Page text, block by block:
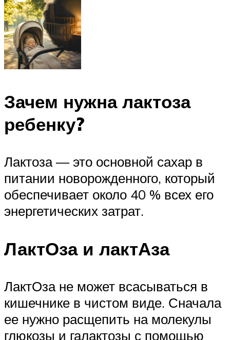
Зачем нужна лактоза
ребенку?
Лактоза — это основной сахар в
питании новорожденного, который
обеспечивает около 40 % всех его
энергетических затрат.
ЛактОза и лактАза
ЛактОза не может всасываться в
кишечнике в чистом виде. Сначала
ее нужно расщепить на молекулы
глюкозы и галактозы с помощью